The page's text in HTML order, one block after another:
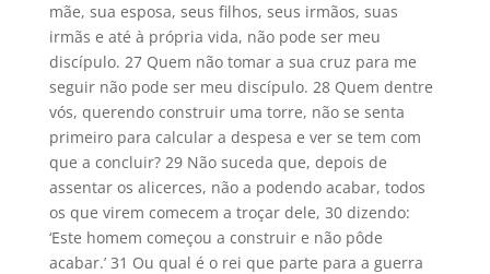
mãe, sua esposa, seus filhos, seus irmãos, suas
irmãs e até à própria vida, não pode ser meu
discípulo. 27 Quem não tomar a sua cruz para me
seguir não pode ser meu discípulo. 28 Quem dentre
vós, querendo construir uma torre, não se senta
primeiro para calcular a despesa e ver se tem com
que a concluir? 29 Não suceda que, depois de
assentar os alicerces, não a podendo acabar, todos
os que virem comecem a troçar dele, 30 dizendo:
‘Este homem começou a construir e não pôde
acabar.’ 31 Ou qual é o rei que parte para a guerra